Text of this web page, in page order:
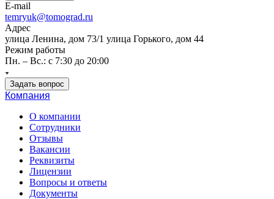
E-mail
temryuk@tomograd.ru
Адрес
улица Ленина, дом 73/1 улица Горького, дом 44
Режим работы
Пн. – Вс.: с 7:30 до 20:00
Задать вопрос
Компания
О компании
Сотрудники
Отзывы
Вакансии
Реквизиты
Лицензии
Вопросы и ответы
Документы